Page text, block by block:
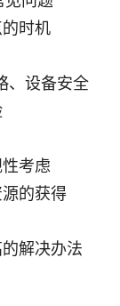
时机
、设备安全
考虑
的获得
解决办法